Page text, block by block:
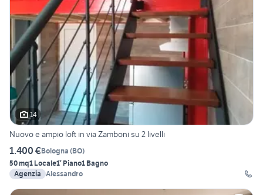
14
Nuovo e ampio loft in via Zamboni su 2 livelli
1.400 €Bologna (BO)
50 mq1 Locale1° Piano1 Bagno
Agenzia Alessandro